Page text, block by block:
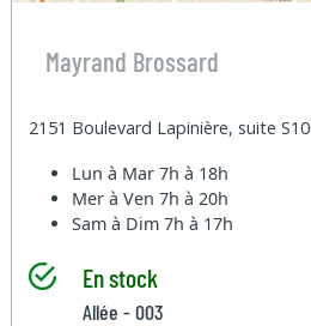
Mayrand Brossard
2151 Boulevard Lapinière, suite
Lun à Mar7h à 18h
Mer à Ven7h à 20h
Sam à Dim7h à 17h
En stock
Allée - 003